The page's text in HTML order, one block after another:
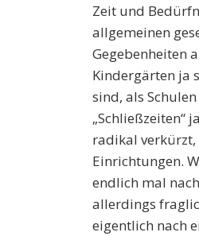
Zeit und
allgemeinen
Gegebenheiten
Kindergärten ja
sind, als
„Schließzeiten“
radikal
Einrichtungen.
endlich mal
allerdings
eigentlich nach